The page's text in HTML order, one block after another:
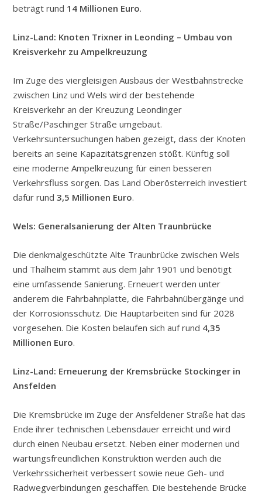
beträgt rund 14 Millionen Euro.
Linz-Land: Knoten Trixner in Leonding – Umbau von
Kreisverkehr zu Ampelkreuzung
Im Zuge des viergleisigen Ausbaus der Westbahnstrecke
zwischen Linz und Wels wird der bestehende
Kreisverkehr an der Kreuzung Leondinger
Straße/Paschinger Straße umgebaut.
Verkehrsuntersuchungen haben gezeigt, dass der Knoten
bereits an seine Kapazitätsgrenzen stößt. Künftig soll
eine moderne Ampelkreuzung für einen besseren
Verkehrsfluss sorgen. Das Land Oberösterreich investiert
dafür rund3,5 Millionen Euro.
Wels: Generalsanierung der Alten Traunbrücke
Die denkmalgeschützte Alte Traunbrücke zwischen Wels
und Thalheim stammt aus dem Jahr 1901 und benötigt
eine umfassende Sanierung. Erneuert werden unter
anderem die Fahrbahnplatte, die Fahrbahnübergänge und
der Korrosionsschutz. Die Hauptarbeiten sind für 2028
vorgesehen. Die Kosten belaufen sich auf rund 4,35
Millionen Euro.
Linz-Land: Erneuerung der Kremsbrücke Stockinger in
Ansfelden
Die Kremsbrücke im Zuge der Ansfeldener Straße hat das
Ende ihrer technischen Lebensdauer erreicht und wird
durch einen Neubau ersetzt. Neben einer modernen und
wartungsfreundlichen Konstruktion werden auch die
Verkehrssicherheit verbessert sowie neue Geh- und
Radwegverbindungen geschaffen. Die bestehende Brücke